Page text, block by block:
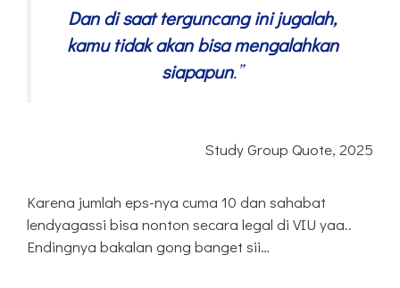
Dan di saat terguncang ini jugalah,
kamu tidak akan bisa mengalahkan
siapapun.”
Study Group Quote, 2025
Karena jumlah eps-nya cuma 10 dan sahabat
lendyagassi bisa nonton secara legal di VIU yaa..
Endingnya bakalan gong banget sii…